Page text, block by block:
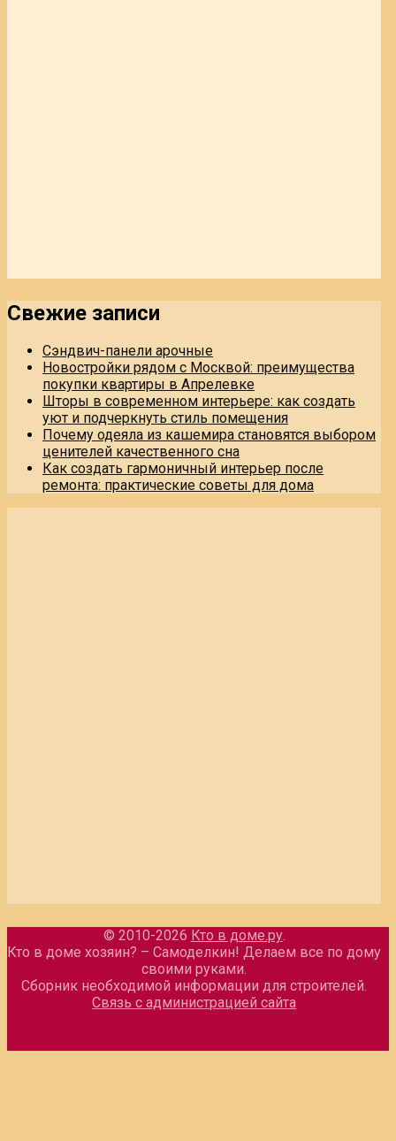
Свежие записи
Сэндвич-панели арочные
Новостройки рядом с Москвой: преимущества
покупки квартиры в Апрелевке
Шторы в современном интерьере: как создать
уют и подчеркнуть стиль помещения
Почему одеяла из кашемира становятся выбором
ценителей качественного сна
Как создать гармоничный интерьер после
ремонта: практические советы для дома
© 2010-2026 Кто в доме.ру.
Кто в доме хозяин? – Самоделкин! Делаем все по дому
своими руками.
Сборник необходимой информации для строителей.
Связь с администрацией сайта